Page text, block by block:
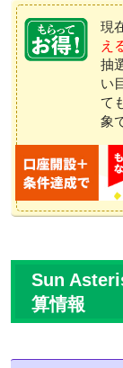
現
え
抽
い
て
象
Sun
算情報